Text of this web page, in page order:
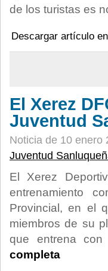
de los turistas es
Descargar artículo
El Xerez
Juventud
Noticia de 10 enero
Juventud
El Xerez
entrenamiento
Provincial, en el
miembros de su
que entrena
completa